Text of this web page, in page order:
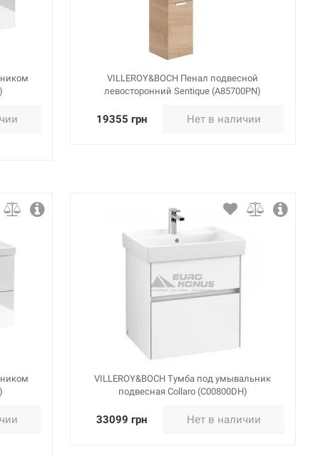
VILLEROY&BOCH Пенал подвесной
левосторонний Sentique (A85700PN)
19355 грн Нет в наличии
VILLEROY&BOCH Тумба под умывальник
подвесная Collaro (C00800DH)
33099 грн Нет в наличии